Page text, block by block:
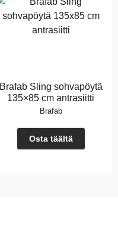
Brafab Sling sohvapöytä
135×85 cm antrasiitti
Brafab
Osta täältä